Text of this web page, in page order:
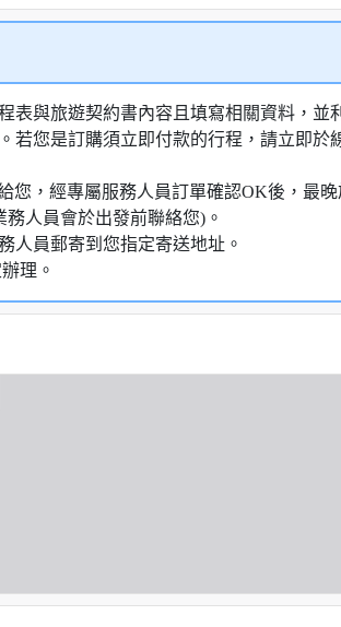
表與旅遊契約書內容且填寫相關資料，並
若您是訂購須立即付款的行程，請立即
您，經專屬服務人員訂單確認OK後，最
人員會於出發前聯絡您)。
人員郵寄到您指定寄送地址。
理。